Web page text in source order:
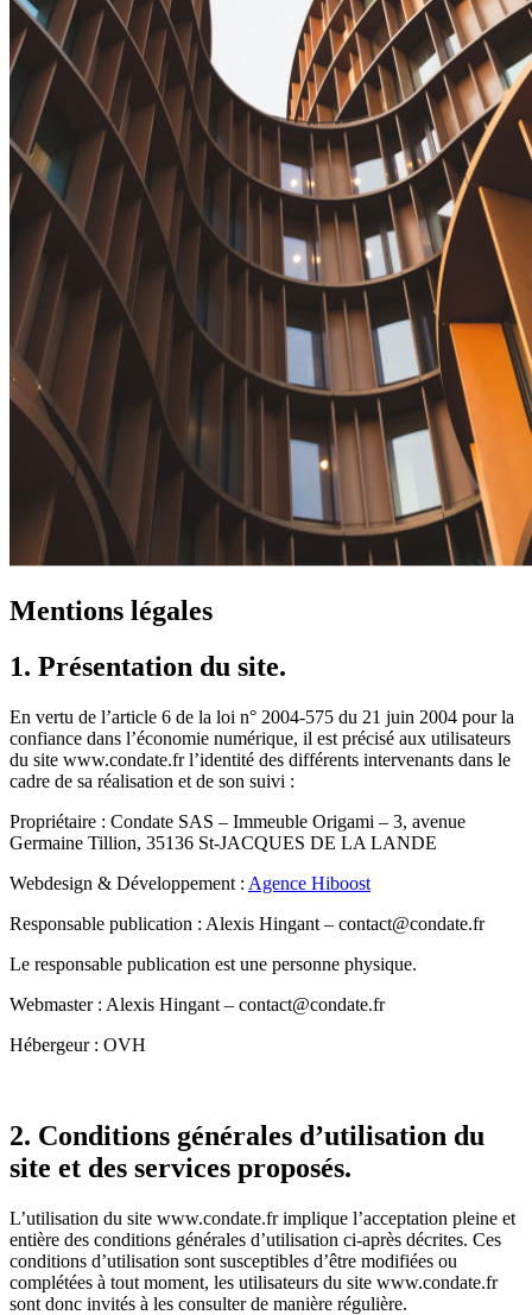
Mentions légales
1. Présentation du site.
En vertu de l’article 6 de la loi n° 2004-575 du 21 juin 2004 pour la
confiance dans l’économie numérique, il est précisé aux utilisateurs
du site www.condate.fr l’identité des différents intervenants dans le
cadre de sa réalisation et de son suivi :
Propriétaire : Condate SAS – Immeuble Origami – 3, avenue
Germaine Tillion, 35136 St-JACQUES DE LA LANDE
Webdesign & Développement : Agence Hiboost
Responsable publication : Alexis Hingant – contact@condate.fr
Le responsable publication est une personne physique.
Webmaster : Alexis Hingant – contact@condate.fr
Hébergeur : OVH
2. Conditions générales d’utilisation du
site et des services proposés.
L’utilisation du site www.condate.fr implique l’acceptation pleine et
entière des conditions générales d’utilisation ci-après décrites. Ces
conditions d’utilisation sont susceptibles d’être modifiées ou
complétées à tout moment, les utilisateurs du site www.condate.fr
sont donc invités à les consulter de manière régulière.